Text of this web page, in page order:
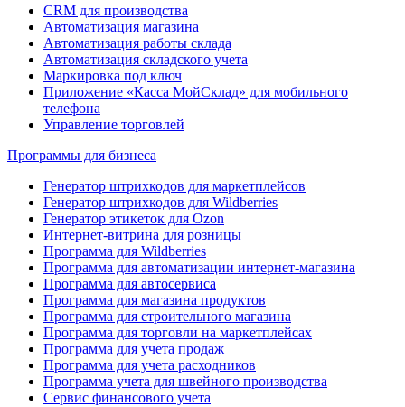
CRM для производства
Автоматизация магазина
Автоматизация работы склада
Автоматизация складского учета
Маркировка под ключ
Приложение «Касса МойСклад» для мобильного
телефона
Управление торговлей
Программы для бизнеса
Генератор штрихкодов для маркетплейсов
Генератор штрихкодов для Wildberries
Генератор этикеток для Ozon
Интернет-витрина для розницы
Программа для Wildberries
Программа для автоматизации интернет-магазина
Программа для автосервиса
Программа для магазина продуктов
Программа для строительного магазина
Программа для торговли на маркетплейсах
Программа для учета продаж
Программа для учета расходников
Программа учета для швейного производства
Сервис финансового учета